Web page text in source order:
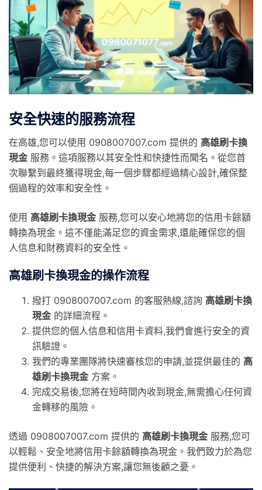
安全快速的服務流程
在高雄,您可以使用 0908007007.com 提供的 高雄刷卡換
現金 服務。這項服務以其安全性和快捷性而聞名。從您首
次聯繫到最終獲得現金,每一個步驟都經過精心設計,確保整
個過程的效率和安全性。
使用 高雄刷卡換現金 服務,您可以安心地將您的信用卡餘額
轉換為現金。這不僅能滿足您的資金需求,還能確保您的個
人信息和財務資料的安全性。
高雄刷卡換現金的操作流程
撥打 0908007007.com 的客服熱線,諮詢 高雄刷卡換
現金 的詳細流程。
提供您的個人信息和信用卡資料,我們會進行安全的資
訊驗證。
我們的專業團隊將快速審核您的申請,並提供最佳的 高
雄刷卡換現金 方案。
完成交易後,您將在短時間內收到現金,無需擔心任何資
金轉移的風險。
透過 0908007007.com 提供的 高雄刷卡換現金 服務,您可
以輕鬆、安全地將信用卡餘額轉換為現金。我們致力於為您
提供便利、快捷的解決方案,讓您無後顧之憂。